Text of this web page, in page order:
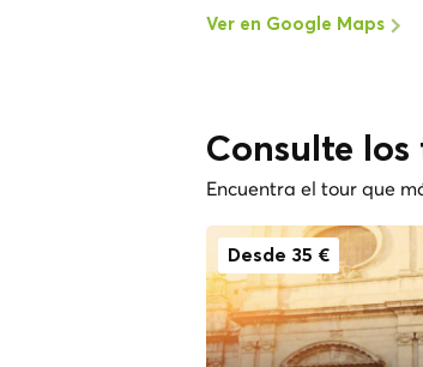
Ver en Google Maps
Consulte
Encuentra el tour que
Desde 35 €